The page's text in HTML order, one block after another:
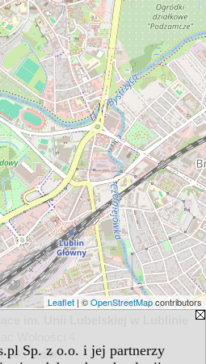
Sp. z o.o. i jej partnerzy
Leaflet | ©OpenStreetMapcontributors
005 Lublin